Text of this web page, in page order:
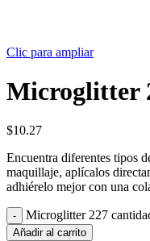
Clic para ampliar
Microglitter
$10.27
Encuentra diferentes tipos
maquillaje, aplícalos
adhiérelo mejor con una
Microglitter 227
Añadir al carrito